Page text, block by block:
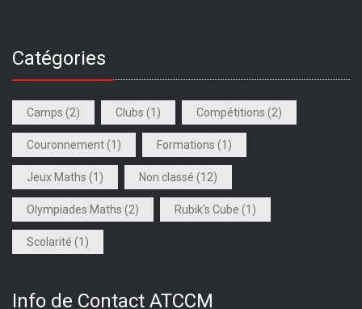
Catégories
Camps (2) Clubs (1) Compétitions (2)
Couronnement(1) Formations (1)
Jeux Maths (1) Non classé (12)
Olympiades Maths (2) Rubik's Cube (1)
Scolarité (1)
Info de Contact ATCCM